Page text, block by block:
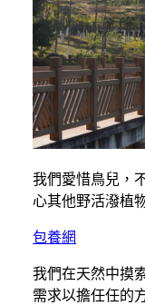
我們愛惜鳥兒，
心其他野活潑植
包養網
我們在天然中摸
需求以擔任任的